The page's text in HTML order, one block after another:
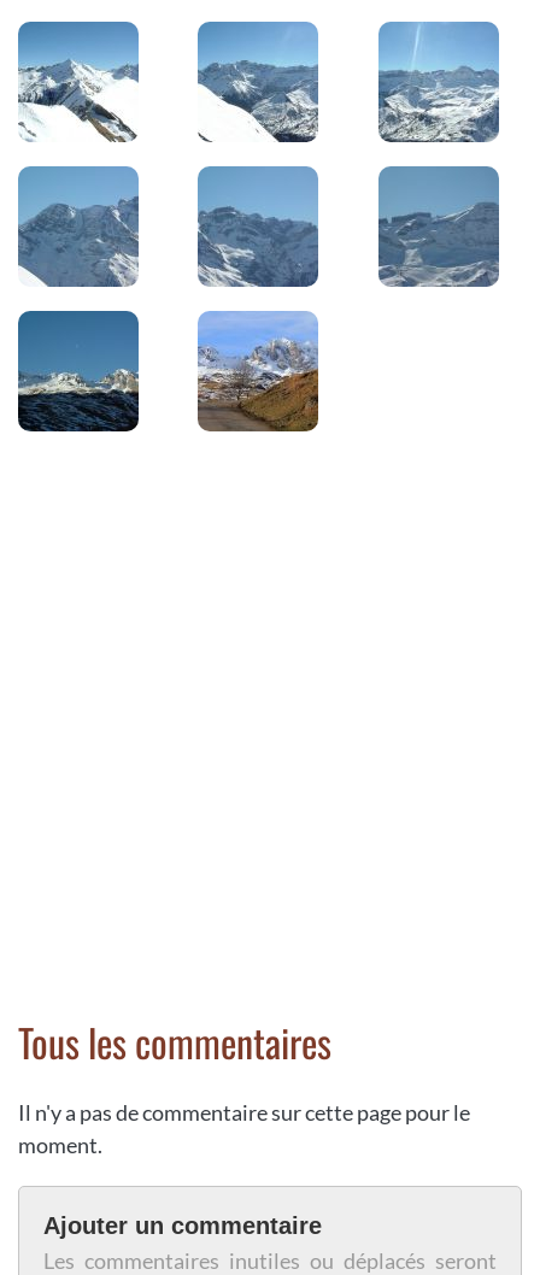
Tous les commentaires
Il n'y a pas de commentaire sur cette page pour le
moment.
Ajouter un commentaire
Les commentaires inutiles ou déplacés seront